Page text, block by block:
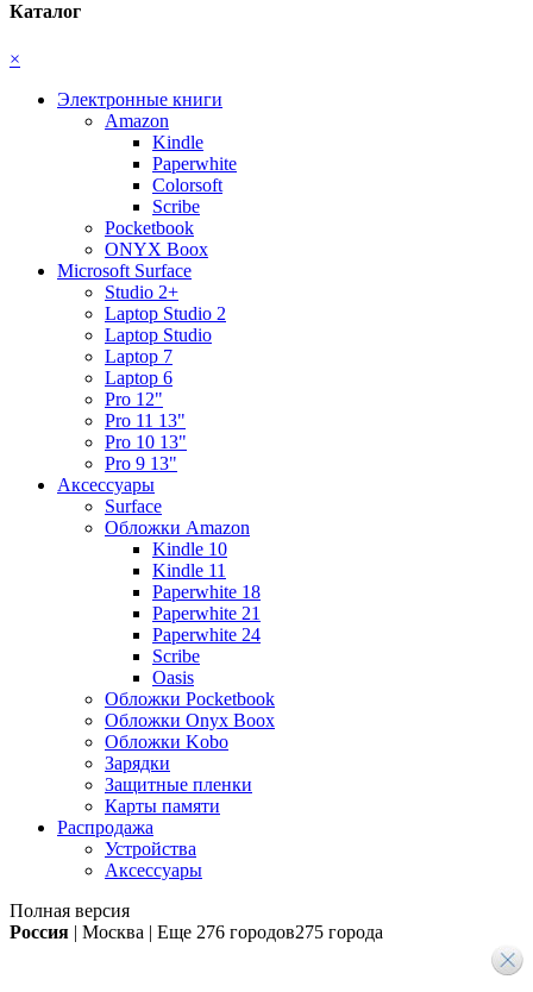
Каталог
×
Электронные книги
Amazon
Kindle
Paperwhite
Colorsoft
Scribe
Pocketbook
ONYX Boox
Microsoft Surface
Studio 2+
Laptop Studio 2
Laptop Studio
Laptop 7
Laptop 6
Pro 12"
Pro 11 13"
Pro 10 13"
Pro 9 13"
Аксессуары
Surface
Обложки Amazon
Kindle 10
Kindle 11
Paperwhite 18
Paperwhite 21
Paperwhite 24
Scribe
Oasis
Обложки Pocketbook
Обложки Onyx Boox
Обложки Kobo
Зарядки
Защитные пленки
Карты памяти
Распродажа
Устройства
Аксессуары
Полная версия
Россия | Москва | Еще 276 городов275 города